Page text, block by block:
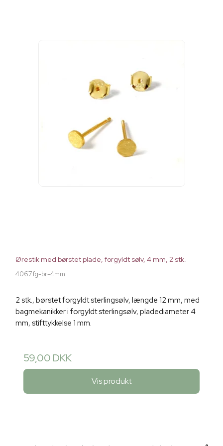
Ørestik med børstet plade, forgyldt sølv, 4 mm, 2 stk.
4067fg-br-4mm
2 stk., børstet forgyldt sterlingsølv, længde 12 mm, med
bagmekanikker i forgyldt sterlingsølv, pladediameter 4
mm, stifttykkelse 1 mm.
59,00 DKK
Vis produkt